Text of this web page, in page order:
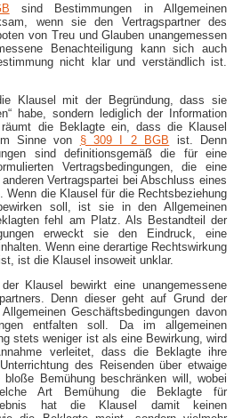
sind Bestimmungen in Allgemeinen
wenn sie den Vertragspartner des
von Treu und Glauben unangemessen
Benachteiligung kann sich auch
nicht klar und verständlich ist.
Klausel mit der Begründung, dass sie
habe, sondern lediglich der Information
die Beklagte ein, dass die Klausel
Sinne von § 309 I 2 BGB ist. Denn
sind definitionsgemäß die für eine
Vertragsbedingungen, die eine
Vertragspartei bei Abschluss eines
Wenn die Klausel für die Rechtsbeziehung
soll, ist sie in den Allgemeinen
fehl am Platz. Als Bestandteil der
erweckt sie den Eindruck, eine
Wenn eine derartige Rechtswirkung
ist die Klausel insoweit unklar.
Klausel bewirkt eine unangemessene
Denn dieser geht auf Grund der
Geschäftsbedingungen davon
entfalten soll. Da im allgemeinen
stets weniger ist als eine Bewirkung, wird
verleitet, dass die Beklagte ihre
des Reisenden über etwaige
Bemühung beschränken will, wobei
Art Bemühung die Beklagte für
hat die Klausel damit keinen